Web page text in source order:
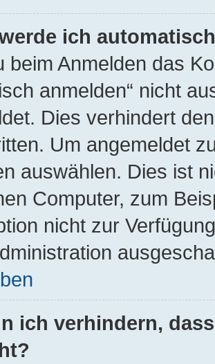
ich
beim Anmelden das
anmelden“ nicht
Dies verhindert
Um angemeldet
auswählen. Dies ist
Computer, zum
nicht zur
ich verhindern,